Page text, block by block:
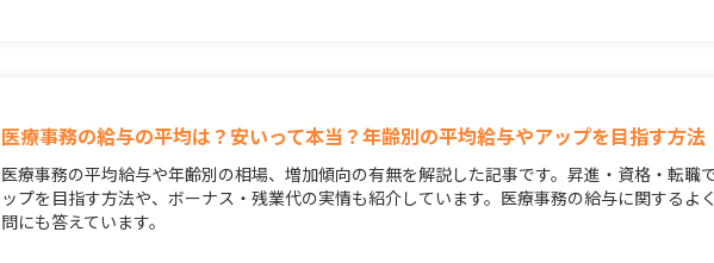
医療事務の給与の平均は？安いって本当？年齢別の平均給与やアップを目指す方法
医療事務の平均給与や年齢別の相場、増加傾向の有無を解説した記事です。昇進・資格・転職
ップを目指す方法や、ボーナス・残業代の実情も紹介しています。医療事務の給与に関するよ
問にも答えています。